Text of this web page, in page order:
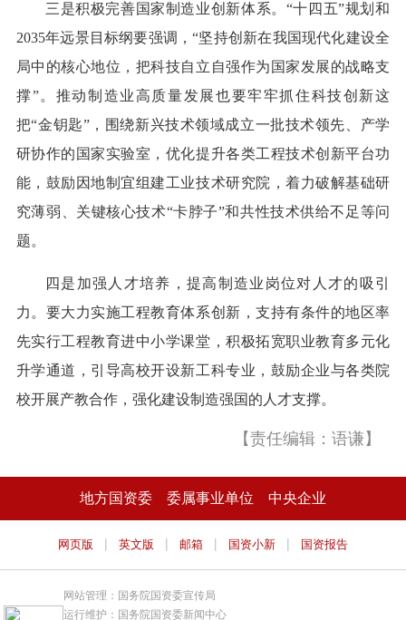
三是积极完善国家制造业创新体系。“十四五”规划和
2035年远景目标纲要强调，“坚持创新在我国现代化建设全
局中的核心地位，把科技自立自强作为国家发展的战略支
撑”。推动制造业高质量发展也要牢牢抓住科技创新这
把“金钥匙”，围绕新兴技术领域成立一批技术领先、产学
研协作的国家实验室，优化提升各类工程技术创新平台功
能，鼓励因地制宜组建工业技术研究院，着力破解基础研
究薄弱、关键核心技术“卡脖子”和共性技术供给不足等问
题。
四是加强人才培养，提高制造业岗位对人才的吸引
力。要大力实施工程教育体系创新，支持有条件的地区率
先实行工程教育进中小学课堂，积极拓宽职业教育多元化
升学通道，引导高校开设新工科专业，鼓励企业与各类院
校开展产教合作，强化建设制造强国的人才支撑。
【责任编辑：语谦】
地方国资委 委属事业单位 中央企业
网页版 | 英文版 | 邮箱 | 国资小新 | 国资报告
网站管理：国务院国资委宣传局
运行维护：国务院国资委新闻中心